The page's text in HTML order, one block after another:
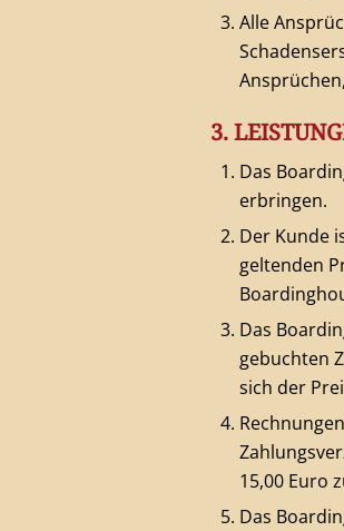
Alle
3.
Das
erbringen.
Der Kunde
geltenden
Das
gebuchten
sich der
15,00 Euro
Das